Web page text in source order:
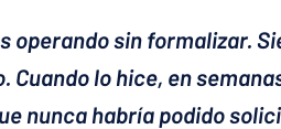
operando sin formalizar.
Cuando lo hice, en
nunca habría podido